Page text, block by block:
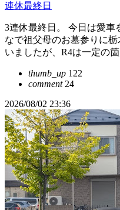
連休最終日
3連休最終日。 今日は愛車
なで祖父母のお墓参りに
いましたが、R4は一定の
thumb_up 122
comment24
2026/08/02 23:36